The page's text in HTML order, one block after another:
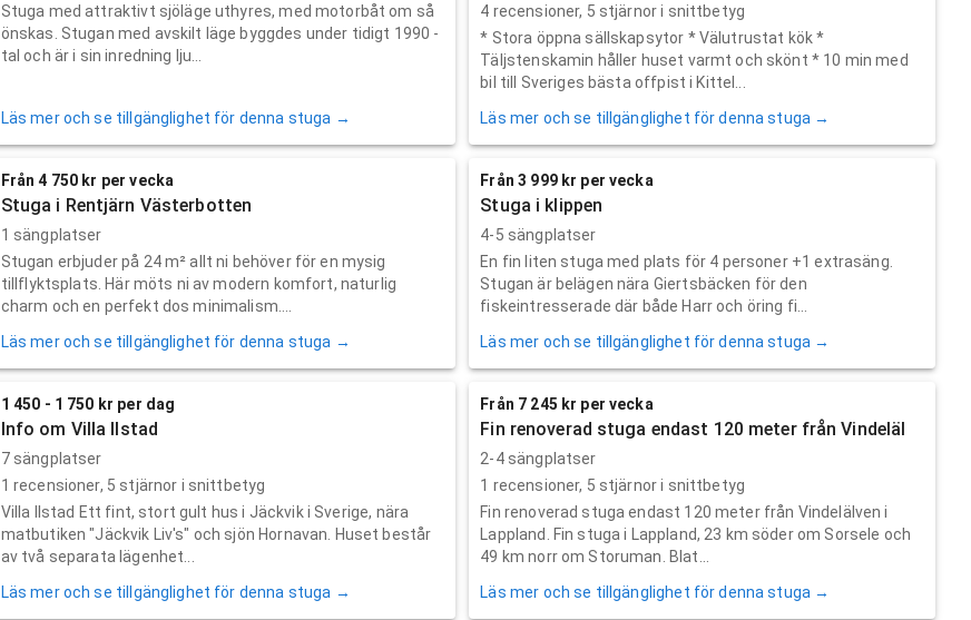
Stuga med attraktivt sjöläge uthyres, med motorbåt om så
önskas. Stugan med avskilt läge byggdes under tidigt 1990 -
tal och är i sin inredning lju...
Läs mer och se tillgänglighet för denna stuga →
4 recensioner, 5 stjärnor i snittbetyg
* Stora öppna sällskapsytor * Välutrustat kök *
Täljstenskamin håller huset varmt och skönt * 10 min med
bil till Sveriges bästa offpist i Kittel...
Läs mer och se tillgänglighet för denna stuga →
Från 4 750 kr per vecka
Stuga i Rentjärn Västerbotten
1 sängplatser
Stugan erbjuder på 24 m² allt ni behöver för en mysig
tillflyktsplats. Här möts ni av modern komfort, naturlig
charm och en perfekt dos minimalism....
Läs mer och se tillgänglighet för denna stuga →
Från 3 999 kr per vecka
Stuga i klippen
4-5 sängplatser
En fin liten stuga med plats för 4 personer +1 extrasäng.
Stugan är belägen nära Giertsbäcken för den
fiskeintresserade där både Harr och öring fi...
Läs mer och se tillgänglighet för denna stuga →
1 450 - 1 750 kr per dag
Info om Villa Ilstad
7 sängplatser
1 recensioner, 5 stjärnor i snittbetyg
Villa Ilstad Ett fint, stort gult hus i Jäckvik i Sverige, nära
matbutiken "Jäckvik Liv's" och sjön Hornavan. Huset består
av två separata lägenhet...
Läs mer och se tillgänglighet för denna stuga →
Från 7 245 kr per vecka
Fin renoverad stuga endast 120 meter från Vindeläl
2-4 sängplatser
1 recensioner, 5 stjärnor i snittbetyg
Fin renoverad stuga endast 120 meter från Vindelälven i
Lappland. Fin stuga i Lappland, 23 km söder om Sorsele och
49 km norr om Storuman. Blat...
Läs mer och se tillgänglighet för denna stuga →